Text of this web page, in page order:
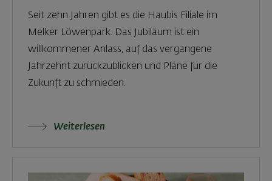
Seit zehn Jahren gibt es die Haubis Filiale im
Melker Löwenpark. Das Jubiläum ist ein
willkommener Anlass, auf das vergangene
Jahrzehnt zurückzublicken und Pläne für die
Zukunft zu schmieden.
Weiterlesen